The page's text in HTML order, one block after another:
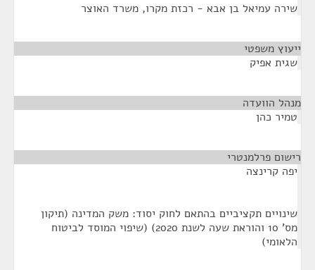
שירה עמיאל בן אבא - רכזת מקרו, משרד האוצר
ייעוץ משפטי
שגית אפיק
מנהל הוועדה
טמיר כהן
רישום פרלמנטרי
יפה קרינצה
שינויים תקציביים בהתאם לחוק יסוד: משק המדינה (תיקון
מס' 10 והוראת שעה לשנת 2020) (שיפוי המוסד לביטוח
הלאומי)